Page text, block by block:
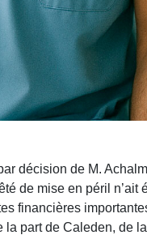
décision de M.
de mise en péril n’ait
financières
la part de Caleden, de